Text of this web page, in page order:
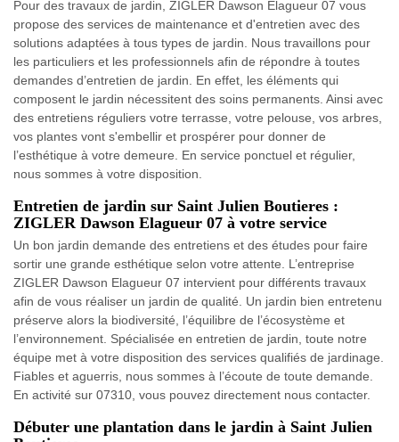
Pour des travaux de jardin, ZIGLER Dawson Elagueur 07 vous
propose des services de maintenance et d'entretien avec des
solutions adaptées à tous types de jardin. Nous travaillons pour
les particuliers et les professionnels afin de répondre à toutes
demandes d’entretien de jardin. En effet, les éléments qui
composent le jardin nécessitent des soins permanents. Ainsi avec
des entretiens réguliers votre terrasse, votre pelouse, vos arbres,
vos plantes vont s'embellir et prospérer pour donner de
l’esthétique à votre demeure. En service ponctuel et régulier,
nous sommes à votre disposition.
Entretien de jardin sur Saint Julien Boutieres :
ZIGLER Dawson Elagueur 07 à votre service
Un bon jardin demande des entretiens et des études pour faire
sortir une grande esthétique selon votre attente. L’entreprise
ZIGLER Dawson Elagueur 07 intervient pour différents travaux
afin de vous réaliser un jardin de qualité. Un jardin bien entretenu
préserve alors la biodiversité, l’équilibre de l’écosystème et
l’environnement. Spécialisée en entretien de jardin, toute notre
équipe met à votre disposition des services qualifiés de jardinage.
Fiables et aguerris, nous sommes à l’écoute de toute demande.
En activité sur 07310, vous pouvez directement nous contacter.
Débuter une plantation dans le jardin à Saint Julien